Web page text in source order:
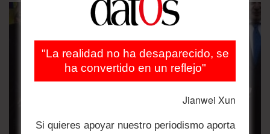
"La realidad no ha desaparecido, se
ha convertido en un reflejo"
Jianwei Xun
Si quieres apoyar nuestro periodismo aporta